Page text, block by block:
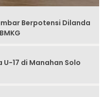
Berpotensi Dilanda
U-17 di Manahan Solo